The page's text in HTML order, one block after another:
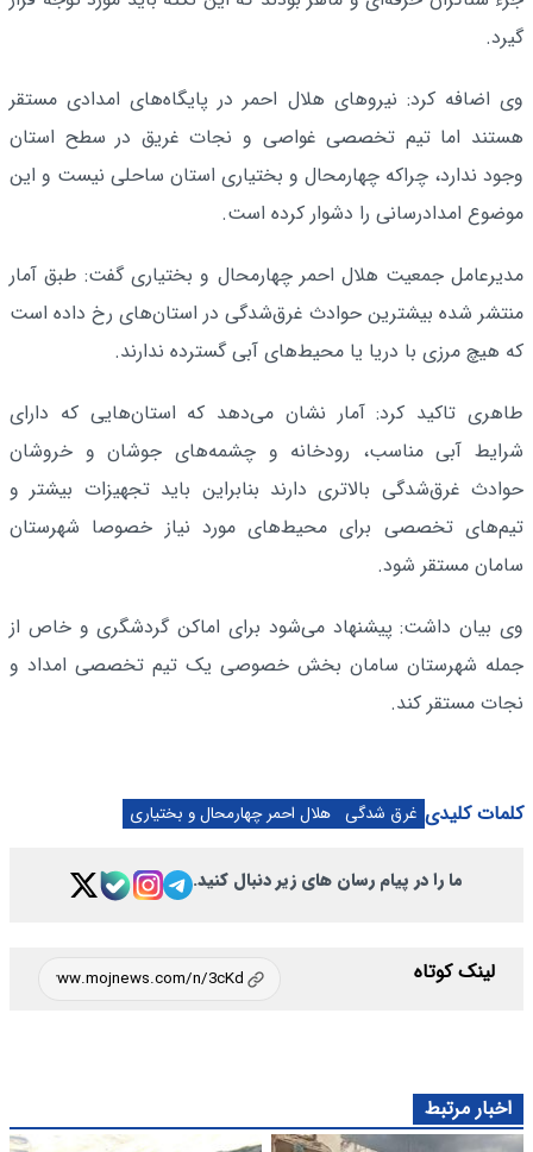
گیرد.
وی اضافه کرد: نیروهای هلال احمر در پایگاه‌های امدادی مستقر
هستند اما تیم تخصصی غواصی و نجات غریق در سطح استان
وجود ندارد، چراکه چهارمحال و بختیاری استان ساحلی نیست و این
موضوع امدادرسانی را دشوار کرده است.
مدیرعامل جمعیت هلال احمر چهارمحال و بختیاری گفت: طبق آمار
منتشر شده بیشترین حوادث غرق‌شدگی در استان‌های رخ داده است
که هیچ مرزی با دریا یا محیط‌های آبی گسترده ندارند.
طاهری تاکید کرد: آمار نشان می‌دهد که استان‌هایی که دارای
شرایط آبی مناسب، رودخانه و چشمه‌های جوشان و خروشان
حوادث غرق‌شدگی بالاتری دارند بنابراین باید تجهیزات بیشتر و
تیم‌های تخصصی برای محیط‌های مورد نیاز خصوصا شهرستان
سامان مستقر شود.
وی بیان داشت: پیشنهاد می‌شود برای اماکن گردشگری و خاص از
جمله شهرستان سامان بخش خصوصی یک تیم تخصصی امداد و
نجات مستقر کند.
کلمات کلیدی غرق شدگی هلال احمر چهارمحال و بختیاری
ما را در پیام رسان های زیر دنبال کنید.
لینک کوتاه
اخبار مرتبط